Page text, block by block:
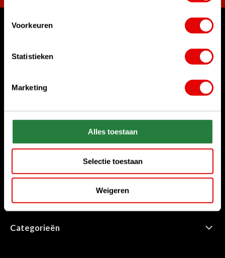
Voorkeuren
Statistieken
Marketing
Alles toestaan
Selectie toestaan
Weigeren
Bel ons gerust
Chat met ons
Stuur ons een e-mail
sales@golfdriver.nl
Klantenservice
Informatie
Categorieën